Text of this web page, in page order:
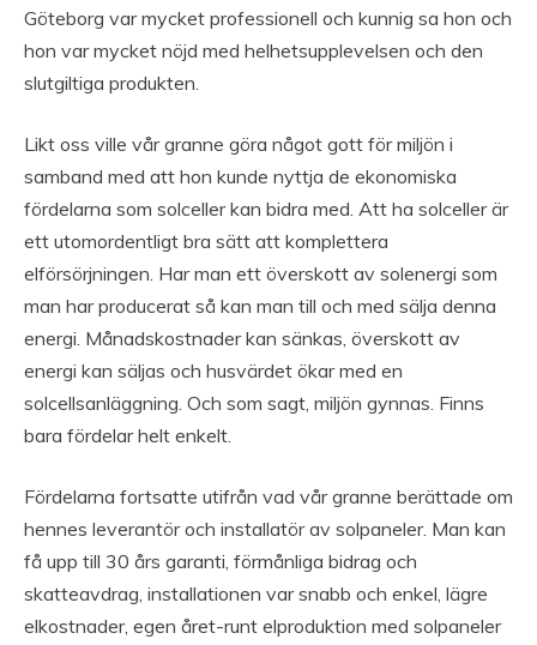
Göteborg var mycket professionell och kunnig sa hon och
hon var mycket nöjd med helhetsupplevelsen och den
slutgiltiga produkten.
Likt oss ville vår granne göra något gott för miljön i
samband med att hon kunde nyttja de ekonomiska
fördelarna som solceller kan bidra med. Att ha solceller är
ett utomordentligt bra sätt att komplettera
elförsörjningen. Har man ett överskott av solenergi som
man har producerat så kan man till och med sälja denna
energi. Månadskostnader kan sänkas, överskott av
energi kan säljas och husvärdet ökar med en
solcellsanläggning. Och som sagt, miljön gynnas. Finns
bara fördelar helt enkelt.
Fördelarna fortsatte utifrån vad vår granne berättade om
hennes leverantör och installatör av solpaneler. Man kan
få upp till 30 års garanti, förmånliga bidrag och
skatteavdrag, installationen var snabb och enkel, lägre
elkostnader, egen året-runt elproduktion med solpaneler